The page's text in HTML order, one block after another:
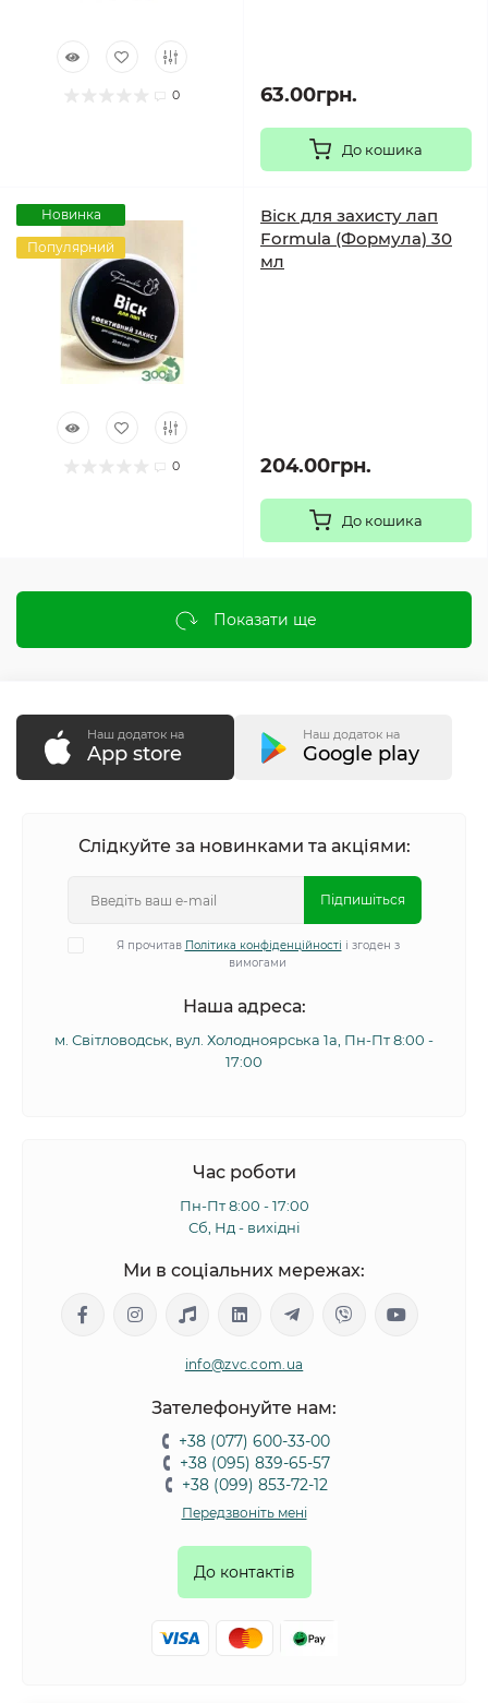
0 63.00грн.
До кошика
Новинка
Популярний
0
Віск для захисту лап
Formula (Формула) 30
мл
204.00грн.
До кошика
Показати ще
Наш додаток на
App store
Наш додаток на
Google play
Слідкуйте за новинками та акціями:
Підпишіться
Я прочитав Політика конфіденційності і згоден з
вимогами
Наша адреса:
м. Світловодськ, вул. Холодноярська 1а, Пн-Пт 8:00 -
17:00
Час роботи
Пн-Пт 8:00 - 17:00
Сб, Нд - вихідні
Ми в соціальних мережах:
info@zvc.com.ua
Зателефонуйте нам:
+38 (077) 600-33-00
+38 (095) 839-65-57
+38 (099) 853-72-12
Передзвоніть мені
До контактів